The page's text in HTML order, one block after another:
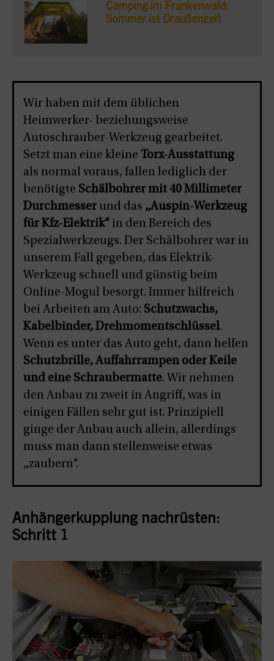
Camping im Frankenwald:
Sommer ist Draußenzeit
Wir haben mit dem üblichen
Heimwerker- beziehungsweise
Autoschrauber-Werkzeug gearbeitet.
Setzt man eine kleine Torx-Ausstattung
als normal voraus, fallen lediglich der
benötigte Schälbohrer mit 40 Millimeter
Durchmesser und das „Auspin-Werkzeug
für Kfz-Elektrik“ in den Bereich des
Spezialwerkzeugs. Der Schälbohrer war in
unserem Fall gegeben, das Elektrik-
Werkzeug schnell und günstig beim
Online-Mogul besorgt. Immer hilfreich
bei Arbeiten am Auto: Schutzwachs,
Kabelbinder, Drehmomentschlüssel.
Wenn es unter das Auto geht, dann helfen
Schutzbrille, Auffahrrampen oder Keile
und eine Schraubermatte. Wir nehmen
den Anbau zu zweit in Angriff, was in
einigen Fällen sehr gut ist. Prinzipiell
ginge der Anbau auch allein, allerdings
muss man dann stellenweise etwas
„zaubern“.
Anhängerkupplung nachrüsten:
Schritt 1